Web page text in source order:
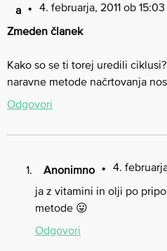
a
4. februarja, 2011 ob 15:03
Zmeden članek
Kako so se ti torej uredili
naravne metode načrtovanja
Odgovori
Anonimno
4.
ja z vitamini in olji po
metode 😛
Odgovori